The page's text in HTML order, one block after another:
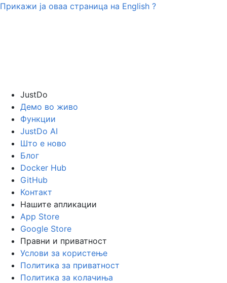
Прикажи ја оваа страница на English ?
JustDo
Демо во живо
Функции
JustDo AI
Што е ново
Блог
Docker Hub
GitHub
Контакт
Нашите апликации
App Store
Google Store
Правни и приватност
Услови за користење
Политика за приватност
Политика за колачиња